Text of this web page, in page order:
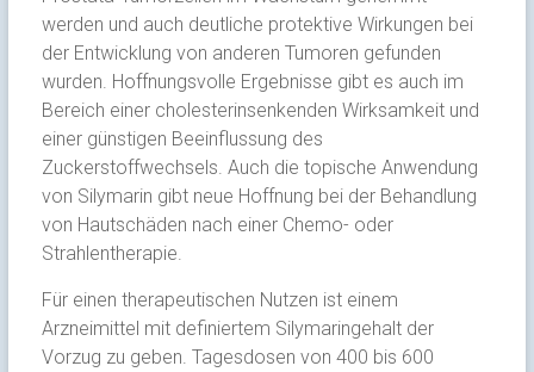
werden und auch deutliche protektive Wirkungen bei
der Entwicklung von anderen Tumoren gefunden
wurden. Hoffnungsvolle Ergebnisse gibt es auch im
Bereich einer cholesterinsenkenden Wirksamkeit und
einer günstigen Beeinflussung des
Zuckerstoffwechsels. Auch die topische Anwendung
von Silymarin gibt neue Hoffnung bei der Behandlung
von Hautschäden nach einer Chemo- oder
Strahlentherapie.
Für einen therapeutischen Nutzen ist einem
Arzneimittel mit definiertem Silymaringehalt der
Vorzug zu geben. Tagesdosen von 400 bis 600